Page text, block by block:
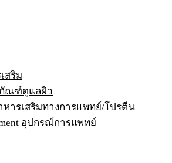
สริม
ภัณฑ์ดูแลผิว
หารเสริมทางการแพทย์/โปรตีน
อุปกรณ์การแพทย์